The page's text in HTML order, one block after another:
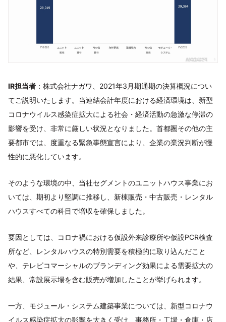
IR担当者 ：株式会社ナガワ、2021年3月期通期の決算概況につい
てご説明いたします。当連結会計年度における経済環境は、新型
コロナウイルス感染症拡大による社会・経済活動の急激な停滞の
影響を受け、非常に厳しい状況となりました。首都圏その他の主
要都市では、度重なる緊急事態宣言により、企業の業況判断が慢
性的に悪化しています。
そのような環境の中、当社セグメントのユニットハウス事業にお
いては、期初より堅調に推移し、新棟販売・中古販売・レンタル
ハウスすべての科目で増収を確保しました。
要因としては、コロナ禍における仮設外来診療所や仮設PCR検査
所など、レンタルハウスの特別需要を積極的に取り込んだこと
や、テレビコマーシャルのブランディング効果による需要拡大の
結果、常設展示場を含む販売が増加したことが挙げられます。
一方、モジュール・システム建築事業については、新型コロナウ
イルス感染症拡大の影響を大きく受け、事務所・工場・倉庫・店